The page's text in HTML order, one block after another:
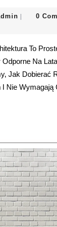
admin
0
To
Odporne Na
Jak Dobierać
Nie Wymagają